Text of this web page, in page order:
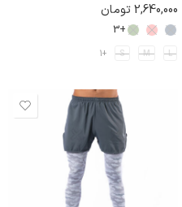
نمره4.50از2,640,000تومان
+3
L
M
S
+1